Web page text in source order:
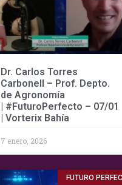
Dr. Carlos Torres
Carbonell – Prof. Depto.
de Agronomía
| #FuturoPerfecto – 07/01
| Vorterix Bahía
7 enero, 2026
FUTURO